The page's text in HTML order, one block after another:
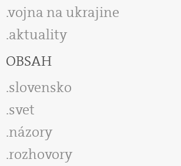
vojna na ukrajine
aktuality
OBSAH
slovensko
svet
názory
rozhovory